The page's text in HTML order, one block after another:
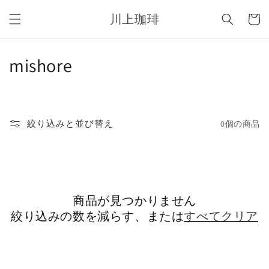
ンツに
進む
川上珈琲
ー
コ
シ
:
mishore
絞り込みと並び替え 0個の商品
商品が見つかりません
絞り込みの数を減らす、またはすべてクリア